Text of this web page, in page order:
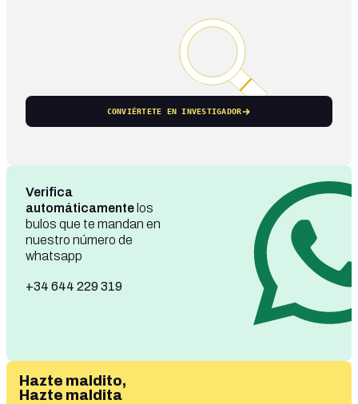
CONVIÉRTETE EN INVESTIGADOR
Verifica
automáticamente los
bulos que te mandan en
nuestro número de
whatsapp
+34 644 229 319
Hazte maldito,
Hazte maldita